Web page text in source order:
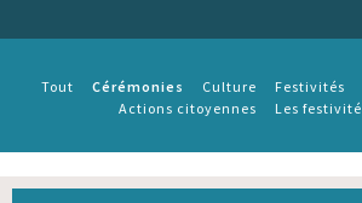
Tout Cérémonies Culture Festivités
Actions citoyennes
Les